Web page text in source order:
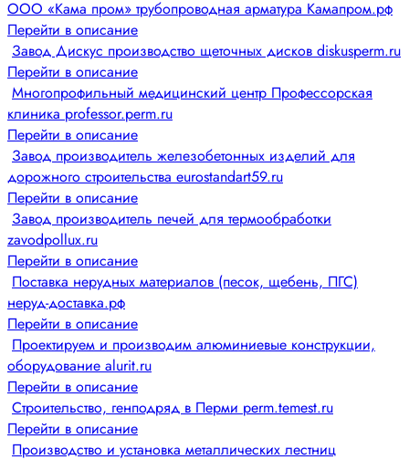
ООО «Кама пром» трубопроводная арматура Камапром.рф
Перейти в описание
Завод Дискус производство щеточных дисков diskusperm.ru
Перейти в описание
Многопрофильный медицинский центр Профессорская
клиника professor.perm.ru
Перейти в описание
Завод производитель железобетонных изделий для
дорожного строительства eurostandart59.ru
Перейти в описание
Завод производитель печей для термообработки
zavodpollux.ru
Перейти в описание
Поставка нерудных материалов (песок, щебень, ПГС)
неруд-доставка.рф
Перейти в описание
Проектируем и производим алюминиевые конструкции,
оборудование alurit.ru
Перейти в описание
Строительство, генподряд в Перми perm.temest.ru
Перейти в описание
Производство и установка металлических лестниц